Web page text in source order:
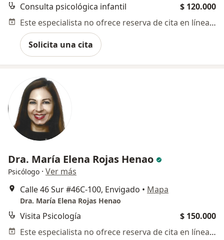
Consulta psicológica infantil
$ 120.000
Este especialista no ofrece reserva de cita en línea en esta dirección.
Solicita una cita
Dra. María Elena Rojas Henao
Psicólogo · Ver más
Calle 46 Sur #46C-100, Envigado • Mapa
Dra. María Elena Rojas Henao
Visita Psicología
$ 150.000
Este especialista no ofrece reserva de cita en línea en esta dirección.